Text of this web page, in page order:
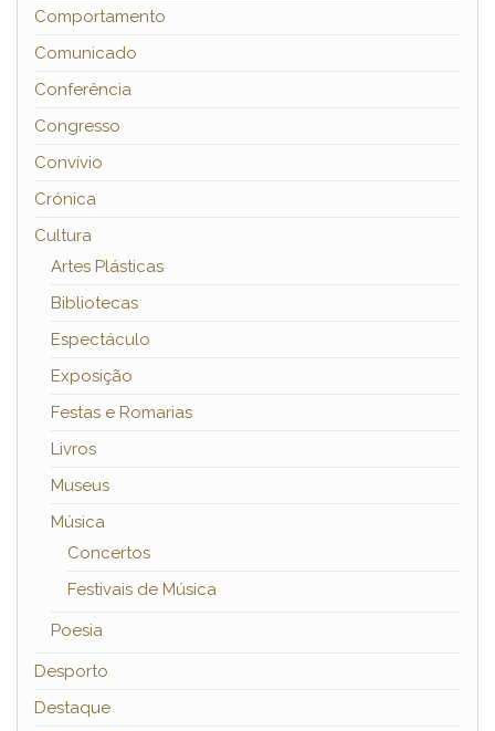
Comportamento
Comunicado
Conferência
Congresso
Convívio
Crónica
Cultura
Artes Plásticas
Bibliotecas
Espectáculo
Exposição
Festas e Romarias
Livros
Museus
Música
Concertos
Festivais de Música
Poesia
Desporto
Destaque